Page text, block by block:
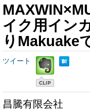
イク用イン
りMakuake
ツイート
昌騰有限会社